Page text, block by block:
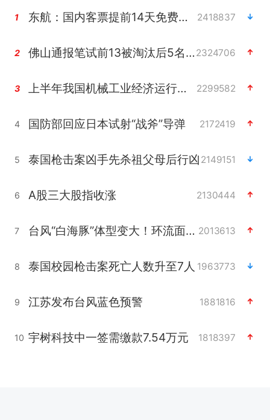
1 东航：国内客票提前14天免费退改 2418837
2 佛山通报笔试前13被淘汰后5名进体检2324706
3 上半年我国机械工业经济运行稳中有进 2299582
4 国防部回应日本试射“战斧”导弹 2172419
5 泰国枪击案凶手先杀祖父母后行凶 2149151
6 A股三大股指收涨 2130444
7 台风“白海豚”体型变大！环流面积接近13个浙江那么大 2013613
8 泰国校园枪击案死亡人数升至7人 1963773
9 江苏发布台风蓝色预警 1881816
10 宇树科技中一签需缴款7.54万元 1818397